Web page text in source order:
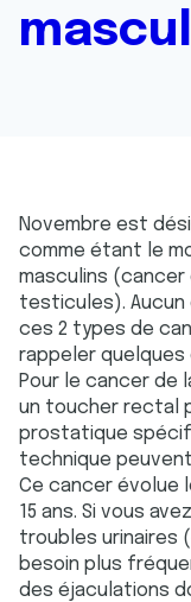
Novembre est
comme étant le
masculins
testicules). Aucun
ces 2 types de
rappeler quelques
Pour le cancer
un toucher rectal
prostatique
technique
Ce cancer évolue
15 ans. Si vous
troubles urinaires
besoin plus
des éjaculations